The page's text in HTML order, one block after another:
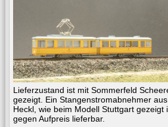
Lieferzustand ist mit Sommerfeld
gezeigt. Ein Stangenstromabnehmer
Heckl, wie beim Modell Stuttgart gezeigt
gegen Aufpreis lieferbar.